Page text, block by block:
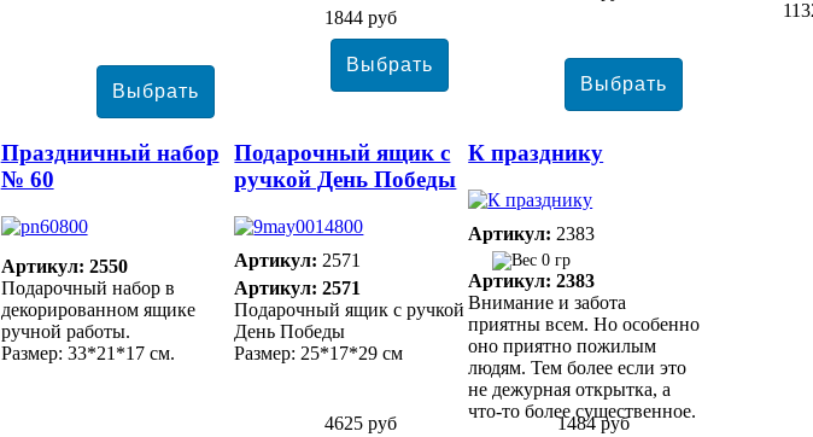
1844 руб
Праздничный набор
№ 60
Артикул: 2550
Подарочный набор в
декорированном ящике
ручной работы.
Размер: 33*21*17 см.
4625 руб
Подарочный ящик с
ручкой День Победы
Артикул: 2571
Артикул: 2571
Подарочный ящик с ручкой
День Победы
Размер: 25*17*29 см
1484 руб
К празднику
Артикул: 2383
0 гр
Артикул: 2383
Внимание и забота
приятны всем. Но особенно
оно приятно пожилым
людям. Тем более если это
не дежурная открытка, а
что-то более существенное.